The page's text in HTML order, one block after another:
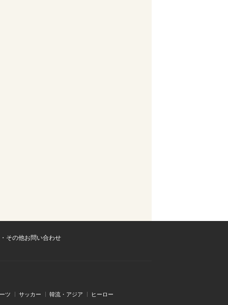
その他お問い合わせ
ツ サッカー 韓流・アジア ヒーロー